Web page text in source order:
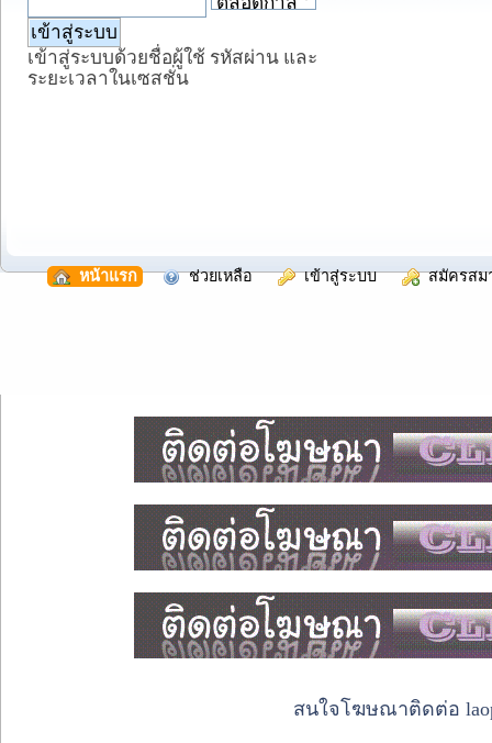
เข้าสู่ระบบด้วยชื่อผู้ใช้ รหัสผ่าน และ
ระยะเวลาในเซสชั่น
หน้าแรก ช่วยเหลือ เข้าสู่ระบบ สมัครสม
สนใจโฆษณาติดต่อ